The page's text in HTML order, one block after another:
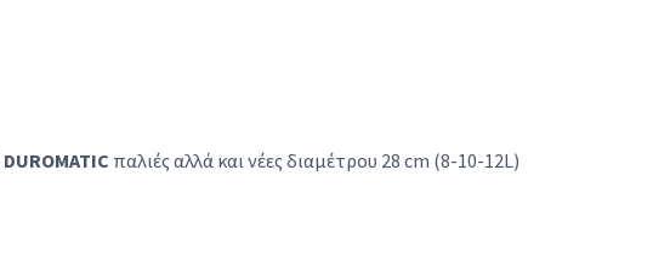
DUROMATIC παλιές αλλά και νέες διαμέτρου 28 cm (8-10-12L)